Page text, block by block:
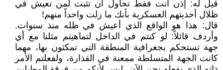
قيل له: إذن أنت فقط تحاول أن تثبت لمن تعيش في
ظلال أحذيتهم العسكرية بأنك ما زلت واحداً منهم!
قال: هذا هو الواقع الذي أعيش في ظله منذ سنوات.
وأردف قائلاً: لو كنتم في الداخل لتماهيتم مثلنا مع أي
جهة تستحكم بجغرافية المنطقة التي تمكثون بها، مهما
كانت الجهة المتسلطة ممعنة في القذارة، ولفعلتم الأمر